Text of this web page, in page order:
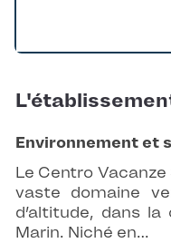
Environnement et
Le Centro
vaste domaine
d’altitude, dans
Marin. Niché en…